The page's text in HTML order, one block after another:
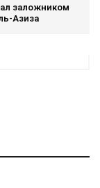
заложником
Азиза